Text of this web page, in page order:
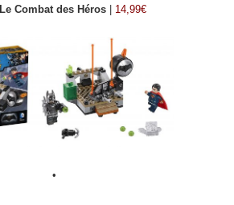
Le Combat des Héros| 14,99€
•